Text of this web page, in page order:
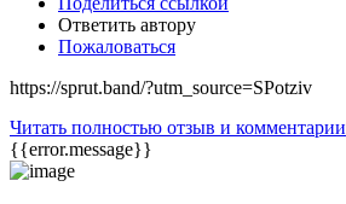
Ответить автору
Пожаловаться
https://sprut.band/?utm_source=SPotziv
Читать полностью отзыв и комментарии
{{error.message}}